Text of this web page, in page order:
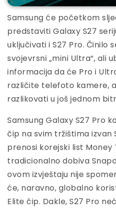
Samsung će početkom
predstaviti Galaxy S27
uključivati i S27 Pro. Činilo
svojevrsni „mini Ultra“, ali
informacija da će Pro i
različite telefoto kamere,
razlikovati u još jednom
Samsung Galaxy S27 Pro
čip na svim tržištima izvan
prenosi korejski list Money
tradicionalno dobiva
ovom izvještaju nije
će, naravno, globalno
Elite čip. Dakle, S27 Pro